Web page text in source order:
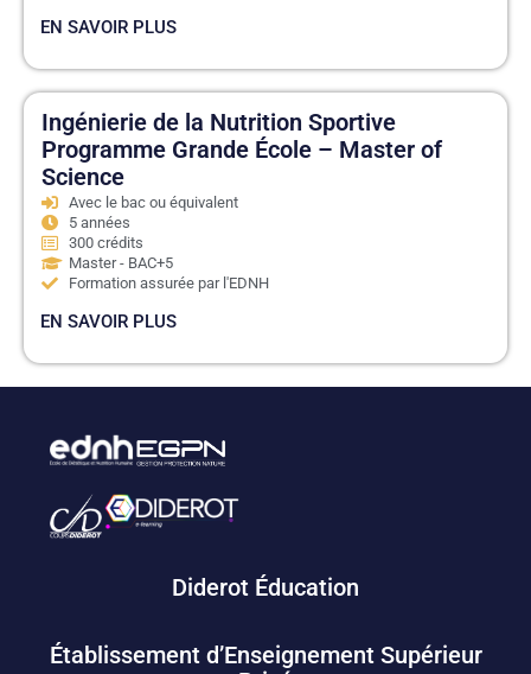
EN SAVOIR PLUS
Ingénierie de la Nutrition Sportive
Programme Grande École – Master of
Science
Avec le bac ou équivalent
5 années
300 crédits
Master - BAC+5
Formation assurée par l'EDNH
EN SAVOIR PLUS
Diderot Éducation
Établissement d’Enseignement Supérieur